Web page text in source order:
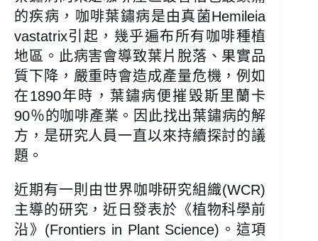
的疾病，咖啡葉鏽病是由真菌Hemileia
vastatrix引起，幾乎遍布所有咖啡種植
地區。此病害會導致葉片脫落、果實品
質下降，嚴重時會造成產量危機，例如
在1890年時，葉鏽病便摧毀斯里蘭卡
90％的咖啡產業。因此找出葉鏽病的解
方，是研究人員一直以來持續探討的議
題。
近期有一則由世界咖啡研究組織(WCR)
主導的研究，近日發表於《植物科學前
沿》(Frontiers in Plant Science)。這項